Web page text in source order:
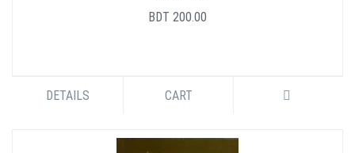
BDT 200.00
DETAILS CART